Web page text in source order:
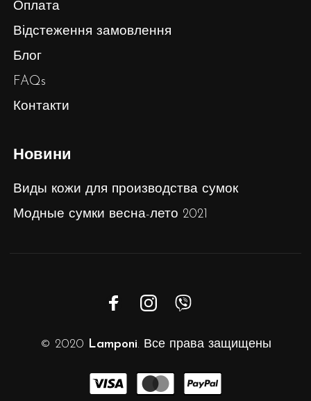
Оплата
Відстеження замовлення
Блог
FAQs
Контакти
Новини
Виды кожи для производства сумок
Модные сумки весна-лето 2021
© 2020 Lamponi. Все права защищены